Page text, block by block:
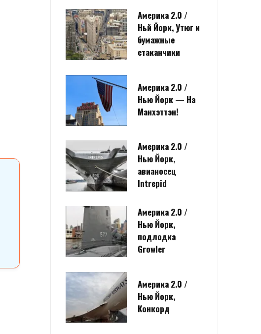
Америка 2.0 /
Ньй Йорк, Утюг и
бумажные
стаканчики
Америка 2.0 /
Нью Йорк — На
Манхэттэн!
Америка 2.0 /
Нью Йорк,
авианосец
Intrepid
Америка 2.0 /
Нью Йорк,
подлодка
Growler
Америка 2.0 /
Нью Йорк,
Конкорд